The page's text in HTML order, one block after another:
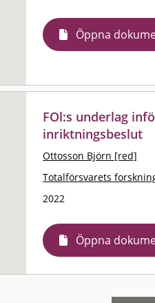
Öppna
FOl:s underlag
inriktningsbeslut
Ottosson Björn [red]
Totalförsvarets
2022
Öppna